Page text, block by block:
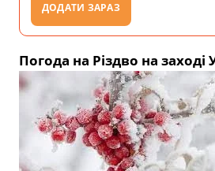
ДОДАТИ ЗАРАЗ
Погода на Різдво на заході